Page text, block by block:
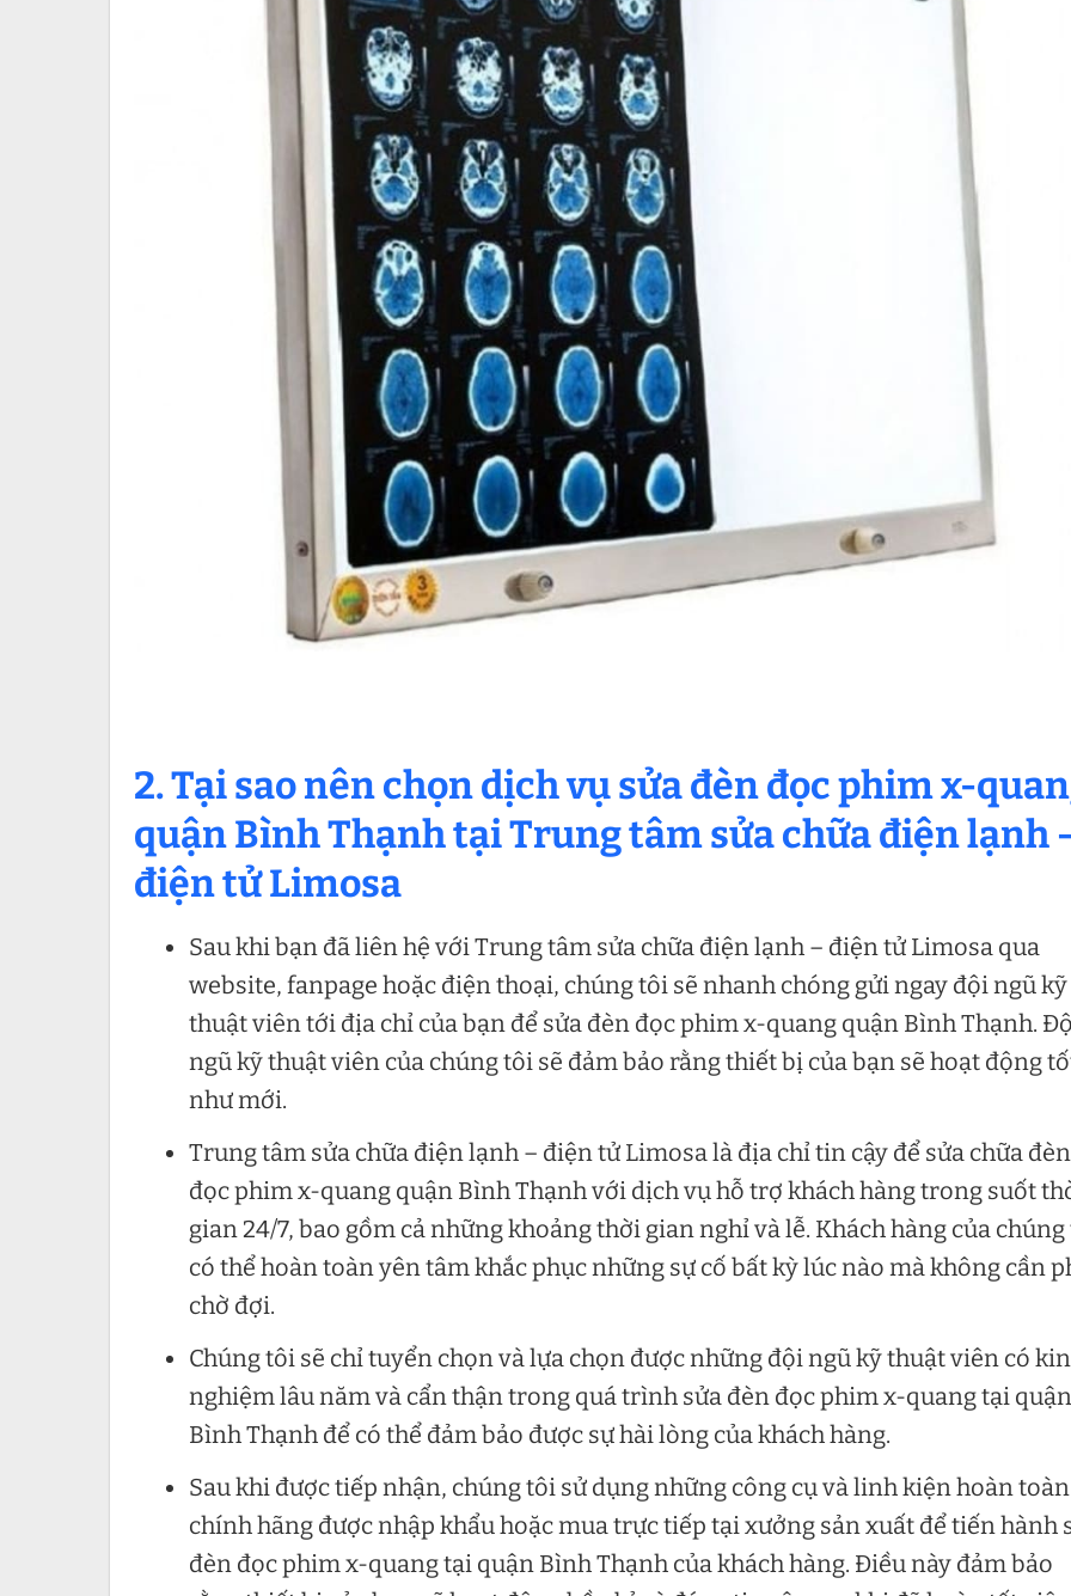
2. Tại sao nên chọn dịch vụ sửa đèn đọc phim x-
quận Bình Thạnh tại Trung tâm sửa chữa điện lạnh
điện tử Limosa
Sau khi bạn đã liên hệ với Trung tâm sửa chữa điện lạnh – điện tử Limosa qua
website, fanpage hoặc điện thoại, chúng tôi sẽ nhanh chóng gửi ngay đội ngũ kỹ
thuật viên tới địa chỉ của bạn để sửa đèn đọc phim x-quang quận Bình Thạnh.
ngũ kỹ thuật viên của chúng tôi sẽ đảm bảo rằng thiết bị của bạn sẽ hoạt động
như mới.
Trung tâm sửa chữa điện lạnh – điện tử Limosa là địa chỉ tin cậy để sửa chữa đèn
đọc phim x-quang quận Bình Thạnh với dịch vụ hỗ trợ khách hàng trong suốt
gian 24/7, bao gồm cả những khoảng thời gian nghỉ và lễ. Khách hàng của
có thể hoàn toàn yên tâm khắc phục những sự cố bất kỳ lúc nào mà không cần
chờ đợi.
Chúng tôi sẽ chỉ tuyển chọn và lựa chọn được những đội ngũ kỹ thuật viên có
nghiệm lâu năm và cẩn thận trong quá trình sửa đèn đọc phim x-quang tại quận
Bình Thạnh để có thể đảm bảo được sự hài lòng của khách hàng.
Sau khi được tiếp nhận, chúng tôi sử dụng những công cụ và linh kiện hoàn toàn
chính hãng được nhập khẩu hoặc mua trực tiếp tại xưởng sản xuất để tiến hành
đèn đọc phim x-quang tại quận Bình Thạnh của khách hàng. Điều này đảm bảo